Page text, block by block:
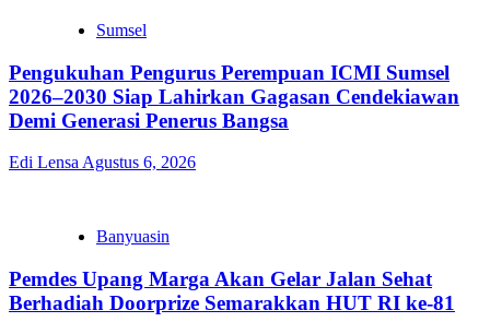
Sumsel
Pengukuhan Pengurus Perempuan ICMI Sumsel
2026–2030 Siap Lahirkan Gagasan Cendekiawan
Demi Generasi Penerus Bangsa
Edi Lensa Agustus 6, 2026
Banyuasin
Pemdes Upang Marga Akan Gelar Jalan Sehat
Berhadiah Doorprize Semarakkan HUT RI ke-81